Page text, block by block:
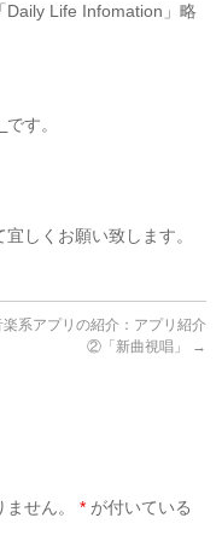
Daily Life Infomation」略
です。
しくお願い致します。
楽系アプリの紹介：アプリ紹介
②「新曲視唱」
→
せん。 * が付いている